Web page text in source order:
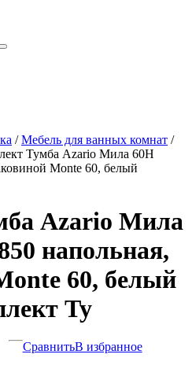
/Мебель для ванных комнат /
Тумба Azario Мила 60Н
Monte 60, белый
Azario Мила
напольная,
60, белый
Ту
СравнитьВ избранное